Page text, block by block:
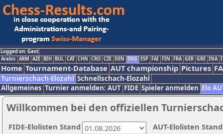
Logged on: Gast
Arabic ARM AZE BIH BUL CAT CHN CRO CZE DEN ENG ESP FAI FIN FRA GER GRE INA
Home Tournament-Database AUT championship Pictures
Turnierschach-Elozahl Schnellschach-Elozahl
Allgemeines Turnier anmelden: AUT FIDE Spieler anmelden Elo
Willkommen bei den offiziellen
AUT-Elolisten
FIDE-Elolisten Stand